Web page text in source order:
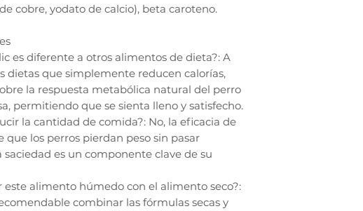
cobre, yodato de calcio), beta caroteno.
es diferente a otros alimentos de dieta?: A
dietas que simplemente reducen calorías,
la respuesta metabólica natural del perro
permitiendo que se sienta lleno y satisfecho.
la cantidad de comida?: No, la eficacia de
los perros pierdan peso sin pasar
saciedad es un componente clave de su
este alimento húmedo con el alimento seco?:
combinar las fórmulas secas y